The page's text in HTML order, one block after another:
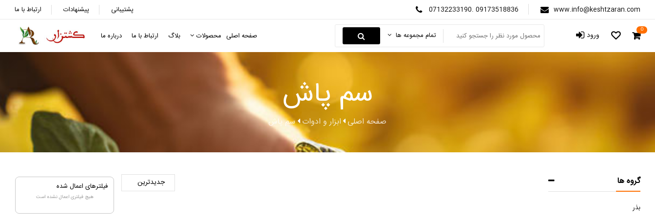
ارتباط با ما پیشنهادات پشتیبانی 07132233190. 09173518836 www.info@keshtzaran.com
صفحه اصلی محصولات بلاگ ارتباط با ما درباره ما تمام مجموعه ها ورود 0
سم پاش
صفحه اصلی ابزار و ادوات سم پاش
فیلترهای اعمال شده
هیچ فیلتری اعمال نشده است
گروه ها
بذر